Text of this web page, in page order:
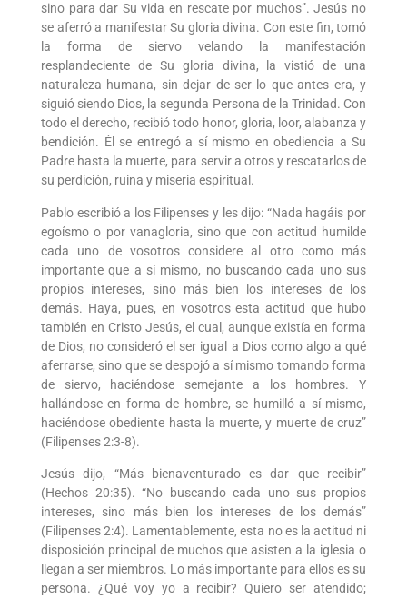
sino para dar Su vida en rescate por muchos”. Jesús no
se aferró a manifestar Su gloria divina. Con este fin, tomó
la forma de siervo velando la manifestación
resplandeciente de Su gloria divina, la vistió de una
naturaleza humana, sin dejar de ser lo que antes era, y
siguió siendo Dios, la segunda Persona de la Trinidad. Con
todo el derecho, recibió todo honor, gloria, loor, alabanza y
bendición. Él se entregó a sí mismo en obediencia a Su
Padre hasta la muerte, para servir a otros y rescatarlos de
su perdición, ruina y miseria espiritual.
Pablo escribió a los Filipenses y les dijo: “Nada hagáis por
egoísmo o por vanagloria, sino que con actitud humilde
cada uno de vosotros considere al otro como más
importante que a sí mismo, no buscando cada uno sus
propios intereses, sino más bien los intereses de los
demás. Haya, pues, en vosotros esta actitud que hubo
también en Cristo Jesús, el cual, aunque existía en forma
de Dios, no consideró el ser igual a Dios como algo a qué
aferrarse, sino que se despojó a sí mismo tomando forma
de siervo, haciéndose semejante a los hombres. Y
hallándose en forma de hombre, se humilló a sí mismo,
haciéndose obediente hasta la muerte, y muerte de cruz”
(Filipenses 2:3-8).
Jesús dijo, “Más bienaventurado es dar que recibir”
(Hechos 20:35). “No buscando cada uno sus propios
intereses, sino más bien los intereses de los demás”
(Filipenses 2:4). Lamentablemente, esta no es la actitud ni
disposición principal de muchos que asisten a la iglesia o
llegan a ser miembros. Lo más importante para ellos es su
persona. ¿Qué voy yo a recibir? Quiero ser atendido;